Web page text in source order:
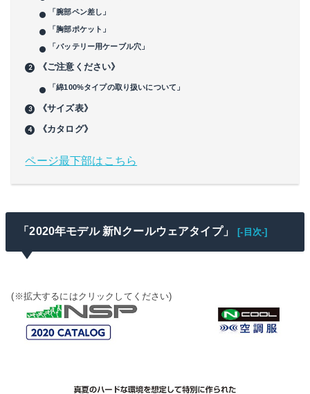
「腕部ペン差し」
「胸部ポケット」
「バッテリー用ケーブル穴」
《ご注意ください》
「綿100%タイプの取り扱いについて」
《サイズ表》
《カタログ》
ページ最下部はこちら
「2020年モデル 新Nクールウェアタイプ」 [-目次-]
(※拡大するにはクリックしてください)